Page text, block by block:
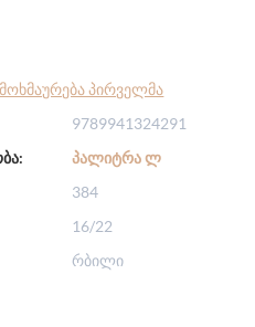
პირველმა
9789941324291
ᲞᲐᲚᲘᲢᲠᲐ Ლ
384
16/22
რბილი